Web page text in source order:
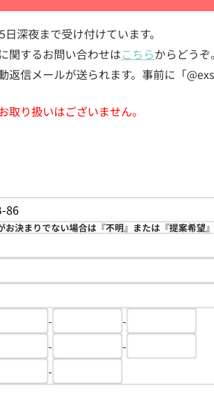
日深夜まで受け付けています。
関するお問い合わせはこちらからどうぞ。
返信メールが送られます。事前に「
り扱いはございません。
お決まりでない場合は『不明』または『提案希望
-
-
-
-
-